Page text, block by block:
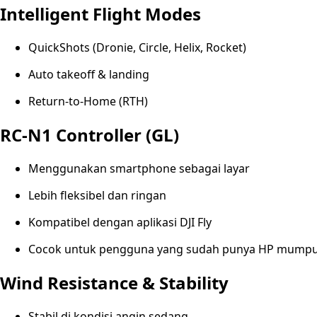
Intelligent Flight Modes
QuickShots (Dronie, Circle, Helix, Rocket)
Auto takeoff & landing
Return-to-Home (RTH)
RC-N1 Controller (GL)
Menggunakan smartphone sebagai layar
Lebih fleksibel dan ringan
Kompatibel dengan aplikasi DJI Fly
Cocok untuk pengguna yang sudah punya HP
Wind Resistance & Stability